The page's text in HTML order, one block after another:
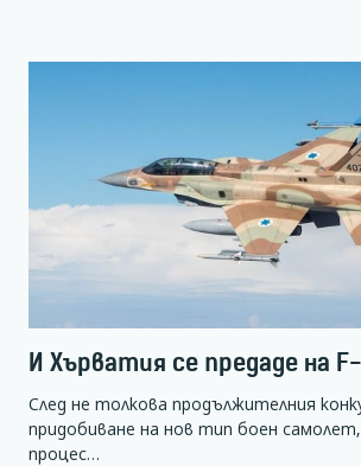
И Хърватия се предаде на
След не толкова продължителния
придобиване на нов тип боен
процес…